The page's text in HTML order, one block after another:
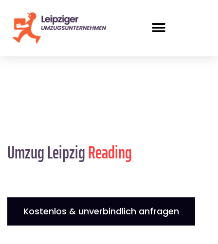
Umzug LeipzigReading
Kostenlos & unverbindlich anfragen